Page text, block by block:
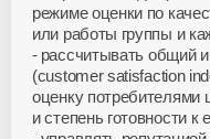
режиме оценки по
или работы группы и
рассчитывать общий
(customer satisfaction
оценку потребителями
и степень готовности